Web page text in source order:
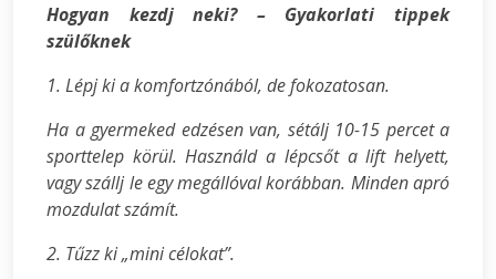
Hogyan kezdj neki? – Gyakorlati tippek
szülőknek
1. Lépj ki a komfortzónából, de fokozatosan.
Ha a gyermeked edzésen van, sétálj 10-15 percet a
sporttelep körül. Használd a lépcsőt a lift helyett,
vagy szállj le egy megállóval korábban. Minden apró
mozdulat számít.
2. Tűzz ki „mini célokat”.